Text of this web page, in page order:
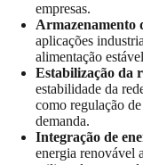
empresas.
Armazenamento
aplicações
alimentação
Estabilização da
estabilidade da
como regulação
demanda.
Integração de
energia renovável